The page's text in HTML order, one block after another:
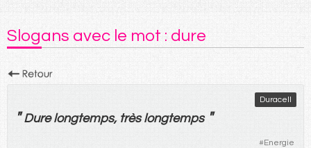
Slogans avec le mot : dure
Duracell
" Dure longtemps, très longtemps "
#Energie